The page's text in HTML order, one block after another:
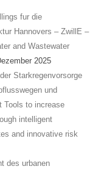
fur die
Hannovers – ZwillE –
and Wastewater
2025
Starkregenvorsorge
und
Tools to increase
intelligent
and innovative risk
des urbanen